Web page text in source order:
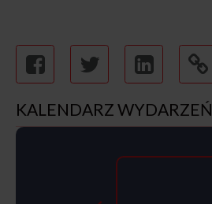
KALENDARZ WYDARZEŃ